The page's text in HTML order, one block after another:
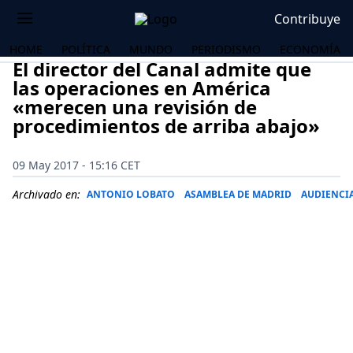
Contribuye
HOME POLÍTICA MUNDO PERIODISMO ECONOMÍA
El director del Canal admite que
las operaciones en América
«merecen una revisión de
procedimientos de arriba abajo»
09 May 2017 - 15:16 CET
Archivado en: ANTONIO LOBATO ASAMBLEA DE MADRID